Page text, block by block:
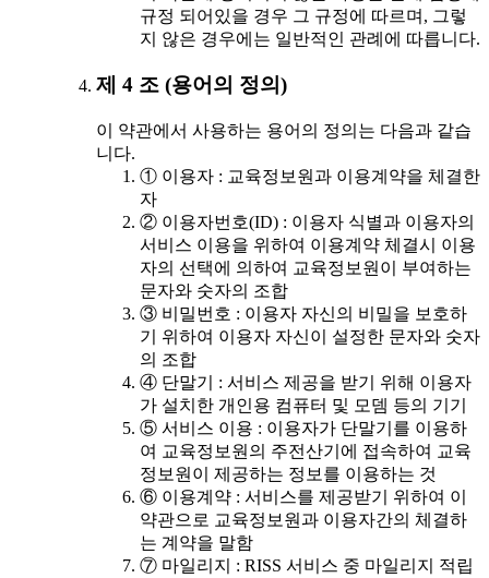
규정 되어있을 경우 그 규정에 따르며, 그렇
지 않은 경우에는 일반적인 관례에 따릅니다.
제 4 조 (용어의 정의)
이 약관에서 사용하는 용어의 정의는 다음과 같습
니다.
① 이용자 : 교육정보원과 이용계약을 체결한
자
② 이용자번호(ID) : 이용자 식별과 이용자의
서비스 이용을 위하여 이용계약 체결시 이용
자의 선택에 의하여 교육정보원이 부여하는
문자와 숫자의 조합
③ 비밀번호 : 이용자 자신의 비밀을 보호하
기 위하여 이용자 자신이 설정한 문자와 숫자
의 조합
④ 단말기 : 서비스 제공을 받기 위해 이용자
가 설치한 개인용 컴퓨터 및 모뎀 등의 기기
⑤ 서비스 이용 : 이용자가 단말기를 이용하
여 교육정보원의 주전산기에 접속하여 교육
정보원이 제공하는 정보를 이용하는 것
⑥ 이용계약 : 서비스를 제공받기 위하여 이
약관으로 교육정보원과 이용자간의 체결하
는 계약을 말함
⑦ 마일리지 : RISS 서비스 중 마일리지 적립